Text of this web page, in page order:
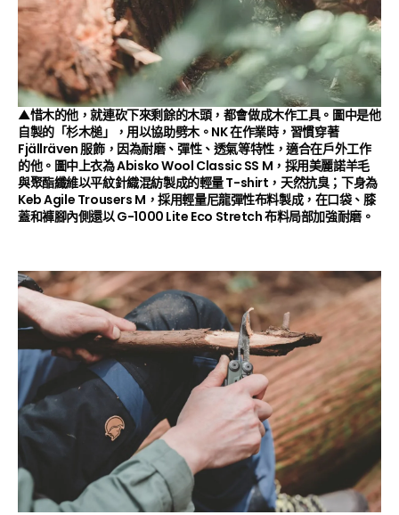
▲惜木的他，就連砍下來剩餘的木頭，都會做成木作工具。圖中是他
自製的「杉木槌」，用以協助劈木。NK 在作業時，習慣穿著
Fjällräven 服飾，因為耐磨、彈性、透氣等特性，適合在戶外工作
的他。圖中上衣為 Abisko Wool Classic SS M，採用美麗諾羊毛
與聚酯纖維以平紋針織混紡製成的輕量 T-shirt，天然抗臭；下身為
Keb Agile Trousers M，採用輕量尼龍彈性布料製成，在口袋、膝
蓋和褲腳內側還以 G-1000 Lite Eco Stretch 布料局部加強耐磨。